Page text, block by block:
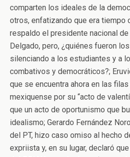
comparten los ideales de la
otros, enfatizando que era tiempo
respaldo el presidente nacional de
Delgado, pero, ¿quiénes fueron
silenciando a los estudiantes y a
combativos y democráticos?;
que se encuentra ahora en las
mexiquense por su “acto de
que un acto de oportunismo que
idealismo; Gerardo Fernández
del PT, hizo caso omiso al hecho
expriista y, en su lugar, declaró